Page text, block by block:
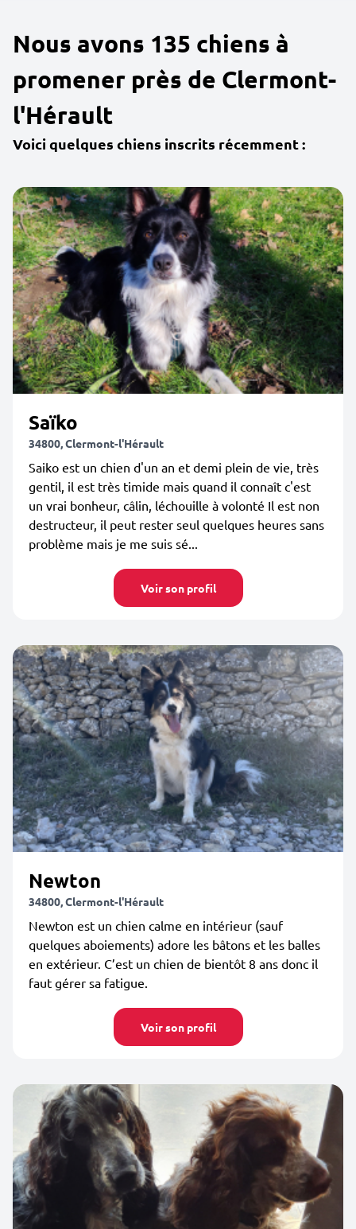
Nous avons 135 chiens à
promener près de Clermont-
l'Hérault
Voici quelques chiens inscrits récemment :
Saïko
34800, Clermont-l'Hérault
Saiko est un chien d'un an et demi plein de vie, très
gentil, il est très timide mais quand il connaît c'est
un vrai bonheur, câlin, léchouille à volonté Il est non
destructeur, il peut rester seul quelques heures sans
problème mais je me suis sé...
Voir son profil
Newton
34800, Clermont-l'Hérault
Newton est un chien calme en intérieur (sauf
quelques aboiements) adore les bâtons et les balles
en extérieur. C’est un chien de bientôt 8 ans donc il
faut gérer sa fatigue.
Voir son profil